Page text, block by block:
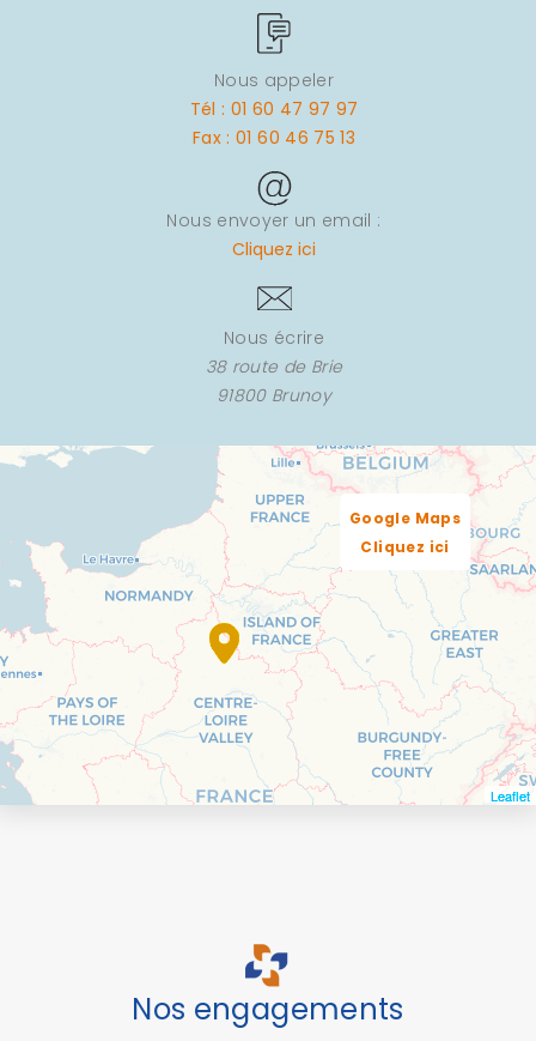
Nous appeler
Tél : 01 60 47 97 97
Fax : 01 60 46 75 13
Nous envoyer un email :
Cliquez ici
Nous écrire
38 route de Brie
91800 Brunoy
Leaflet
Google Maps
Cliquez ici
Nos engagements